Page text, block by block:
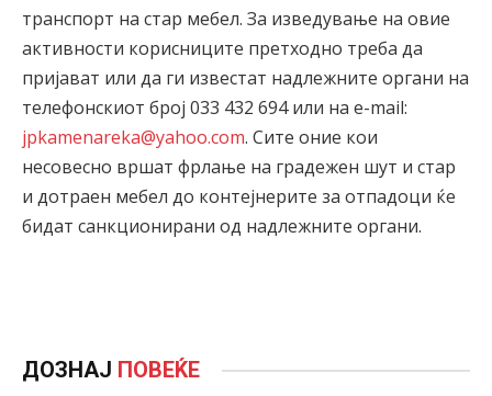
транспорт на стар мебел. За изведување на овие
активности корисниците претходно треба да
пријават или да ги известат надлежните органи на
телефонскиот број 033 432 694 или на e-mail:
jpkamenareka@yahoo.com. Сите оние кои
несовесно вршат фрлање на градежен шут и стар
и дотраен мебел до контејнерите за отпадоци ќе
бидат санкционирани од надлежните органи.
ДОЗНАЈ ПОВЕЌЕ